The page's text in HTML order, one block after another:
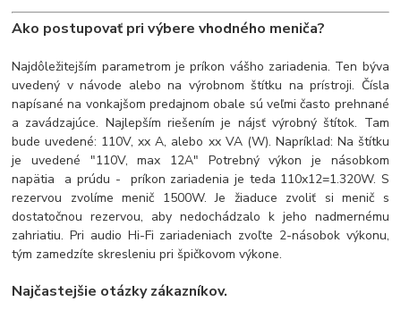
Ako postupovať pri výbere vhodného meniča?
Najdôležitejším parametrom je príkon vášho zariadenia. Ten býva
uvedený v návode alebo na výrobnom štítku na prístroji. Čísla
napísané na vonkajšom predajnom obale sú veľmi často prehnané
a zavádzajúce. Najlepším riešením je nájsť výrobný štítok. Tam
bude uvedené: 110V, xx A, alebo xx VA (W). Napríklad: Na štítku
je uvedené "110V, max 12A" Potrebný výkon je násobkom
napätia a prúdu - príkon zariadenia je teda 110x12=1.320W. S
rezervou zvolíme menič 1500W. Je žiaduce zvoliť si menič s
dostatočnou rezervou, aby nedochádzalo k jeho nadmernému
zahriatiu. Pri audio Hi-Fi zariadeniach zvoľte 2-násobok výkonu,
tým zamedzíte skresleniu pri špičkovom výkone.
Najčastejšie otázky zákazníkov.